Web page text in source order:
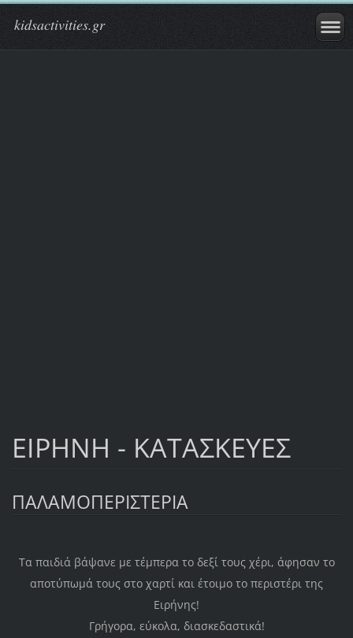
kidsactivities.gr
ΕΙΡΗΝΗ - ΚΑΤΑΣΚΕΥΕΣ
ΠΑΛΑΜΟΠΕΡΙΣΤΕΡΙΑ
Τα παιδιά βάψανε με τέμπερα το δεξί τους χέρι, άφησαν το
αποτύπωμά τους στο χαρτί και έτοιμο το περιστέρι της
Ειρήνης!
Γρήγορα, εύκολα, διασκεδαστικά!